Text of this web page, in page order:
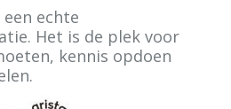
een echte
Het is de plek voor
kennis opdoen